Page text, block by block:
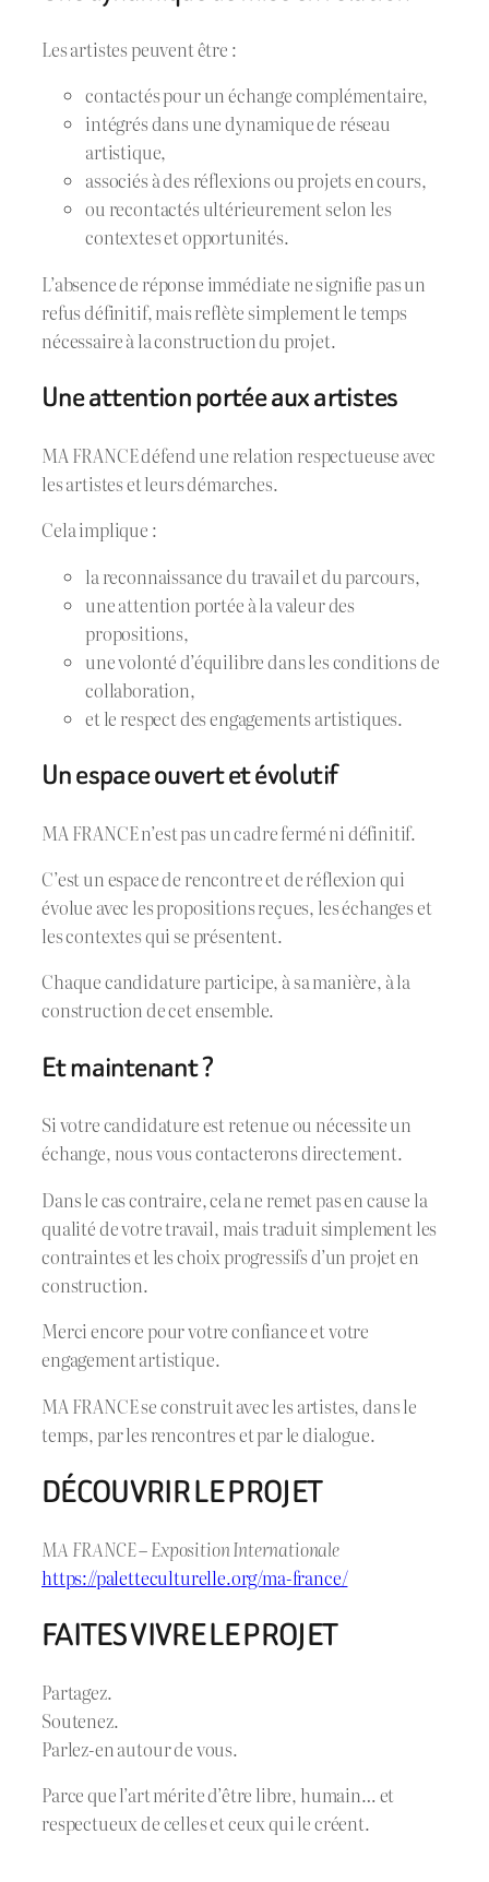
Les artistes peuvent être :
contactés pour un échange complémentaire,
intégrés dans une dynamique de réseau
artistique,
associés à des réflexions ou projets en cours,
ou recontactés ultérieurement selon les
contextes et opportunités.
L’absence de réponse immédiate ne signifie pas un
refus définitif, mais reflète simplement le temps
nécessaire à la construction du projet.
Une attention portée aux artistes
MA FRANCE défend une relation respectueuse avec
les artistes et leurs démarches.
Cela implique :
la reconnaissance du travail et du parcours,
une attention portée à la valeur des
propositions,
une volonté d’équilibre dans les conditions de
collaboration,
et le respect des engagements artistiques.
Un espace ouvert et évolutif
MA FRANCE n’est pas un cadre fermé ni définitif.
C’est un espace de rencontre et de réflexion qui
évolue avec les propositions reçues, les échanges et
les contextes qui se présentent.
Chaque candidature participe, à sa manière, à la
construction de cet ensemble.
Et maintenant ?
Si votre candidature est retenue ou nécessite un
échange, nous vous contacterons directement.
Dans le cas contraire, cela ne remet pas en cause la
qualité de votre travail, mais traduit simplement les
contraintes et les choix progressifs d’un projet en
construction.
Merci encore pour votre confiance et votre
engagement artistique.
MA FRANCE se construit avec les artistes, dans le
temps, par les rencontres et par le dialogue.
DÉCOUVRIR LE PROJET
MA FRANCE – Exposition Internationale
https://paletteculturelle.org/ma-france/
FAITES VIVRE LE PROJET
Partagez.
Soutenez.
Parlez-en autour de vous.
Parce que l’art mérite d’être libre, humain… et
respectueux de celles et ceux qui le créent.